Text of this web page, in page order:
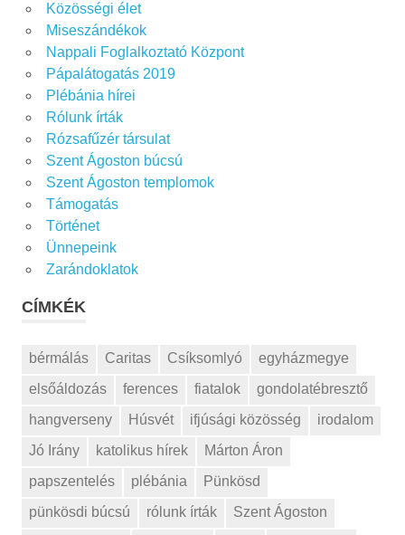
Közösségi élet
Miseszándékok
Nappali Foglalkoztató Központ
Pápalátogatás 2019
Plébánia hírei
Rólunk írták
Rózsafűzér társulat
Szent Ágoston búcsú
Szent Ágoston templomok
Támogatás
Történet
Ünnepeink
Zarándoklatok
CÍMKÉK
bérmálás Caritas Csíksomlyó
egyházmegye
elsőáldozás
ferences fiatalok
gondolatébresztő
hangverseny
Húsvét ifjúsági közösség
irodalom
Jó Irány
katolikus hírek
Márton Áron
papszentelés
plébánia
Pünkösd
pünkösdi búcsú
rólunk írták Szent Ágoston